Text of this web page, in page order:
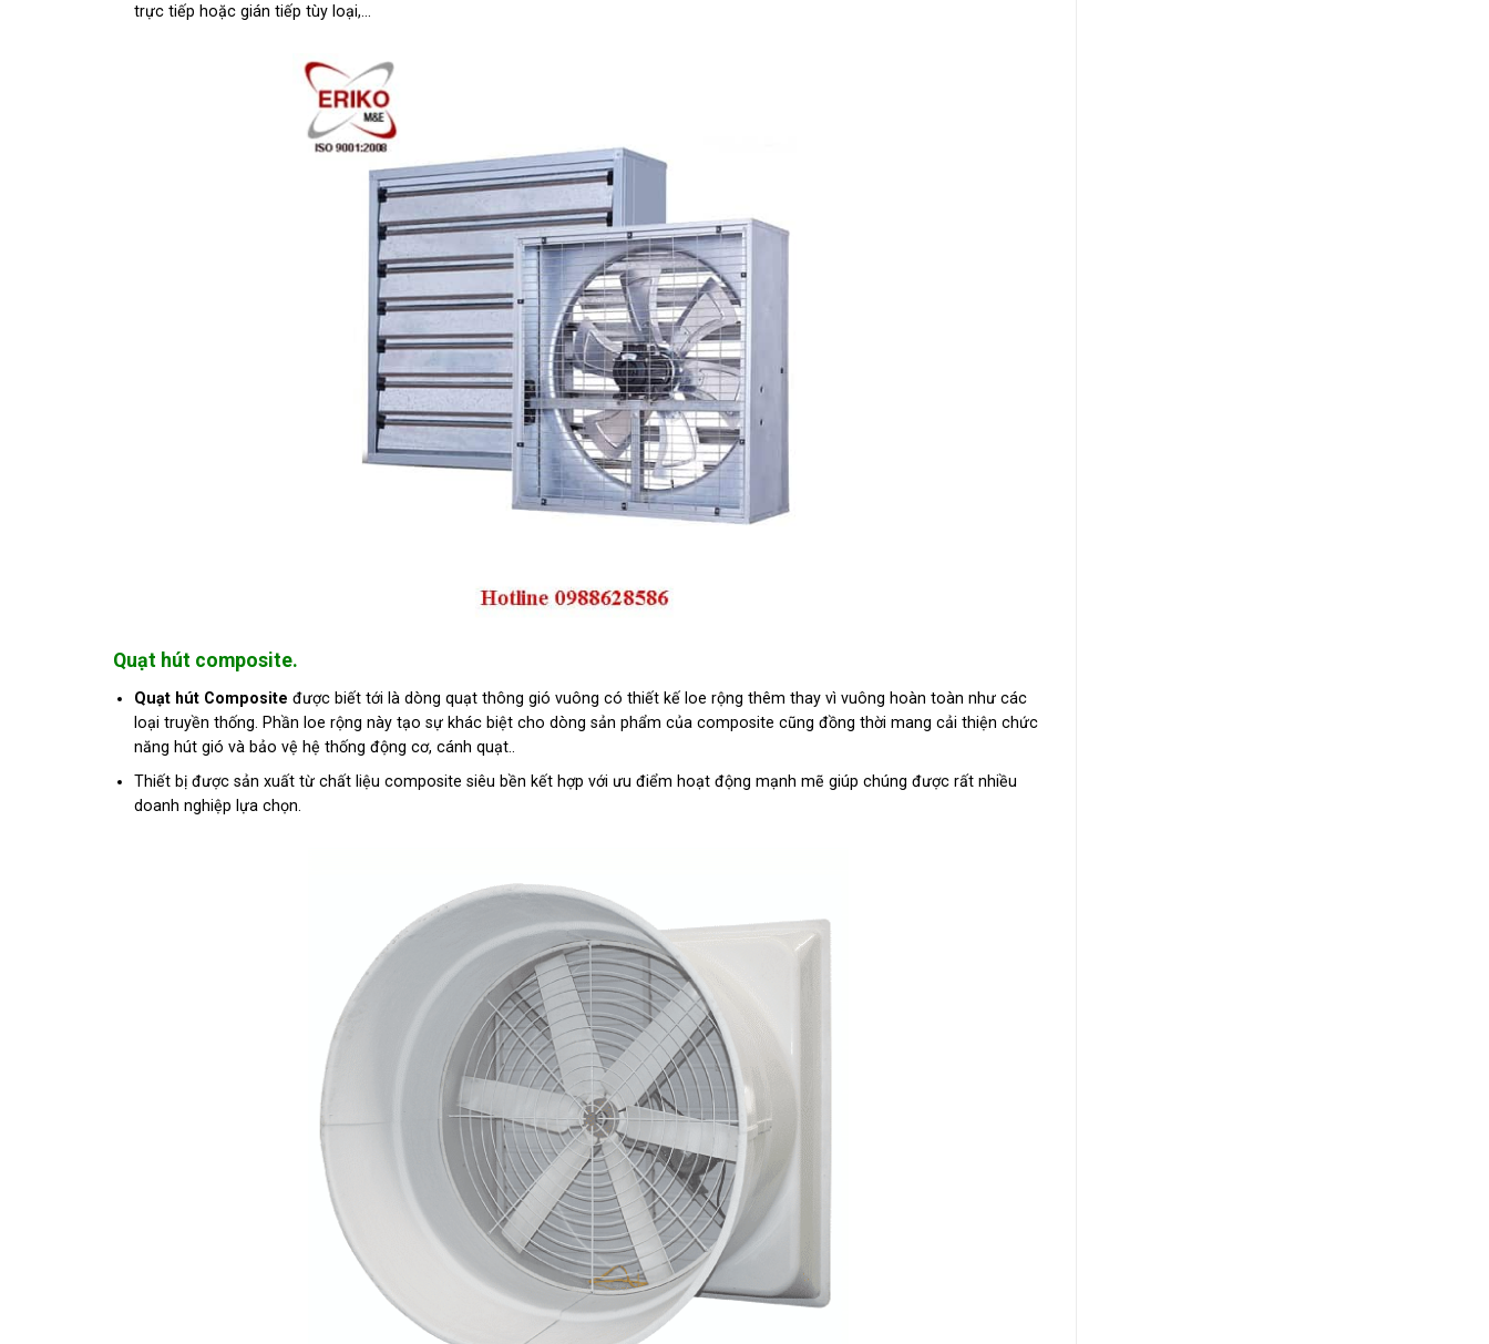
trực tiếp hoặc gián tiếp tùy loại,…
Quạt hút composite.
Quạt hút Composite được biết tới là dòng quạt thông gió vuông có thiết kế loe rộng thêm thay vì vuông hoàn toàn như các
loại truyền thống. Phần loe rộng này tạo sự khác biệt cho dòng sản phẩm của composite cũng đồng thời mang cải thiện chức
năng hút gió và bảo vệ hệ thống động cơ, cánh quạt..
Thiết bị được sản xuất từ chất liệu composite siêu bền kết hợp với ưu điểm hoạt động mạnh mẽ giúp chúng được rất nhiều
doanh nghiệp lựa chọn.